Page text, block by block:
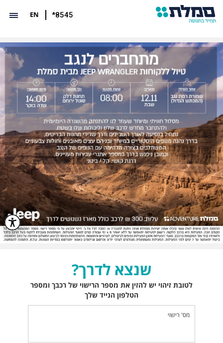
*8545
EN
שנצא לדרך?
לטובת זיהוי יש להזין את מספר הרישוי של רכבך ומספר
הטלפון הנייד שלך
מס' רישוי